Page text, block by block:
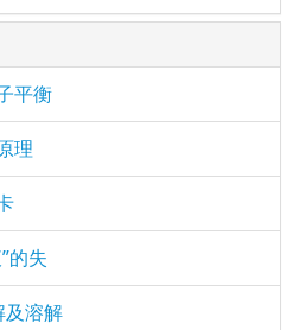
平衡
理
的失
及溶解